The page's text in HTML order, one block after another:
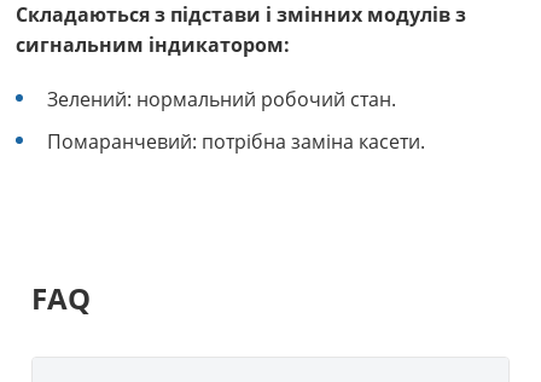
Складаються з підстави і змінних модулів з
сигнальним індикатором:
Зелений: нормальний робочий стан.
Помаранчевий: потрібна заміна касети.
FAQ